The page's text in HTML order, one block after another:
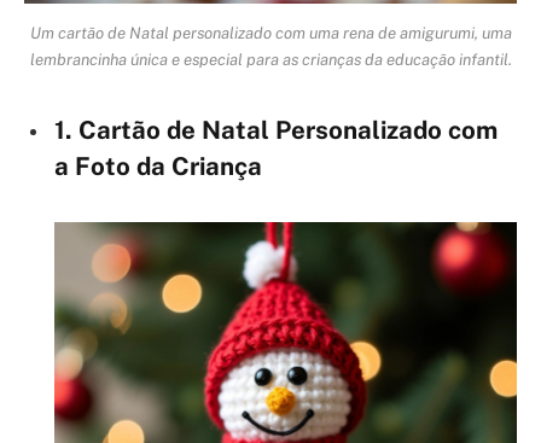
Um cartão de Natal personalizado com uma rena de amigurumi, uma
lembrancinha única e especial para as crianças da educação infantil.
1. Cartão de Natal Personalizado com
a Foto da Criança